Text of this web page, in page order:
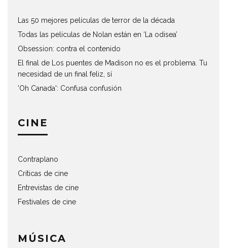
Las 50 mejores películas de terror de la década
Todas las películas de Nolan están en ‘La odisea’
Obsession: contra el contenido
El final de Los puentes de Madison no es el problema. Tu
necesidad de un final feliz, sí
'Oh Canada': Confusa confusión
CINE
Contraplano
Críticas de cine
Entrevistas de cine
Festivales de cine
MÚSICA